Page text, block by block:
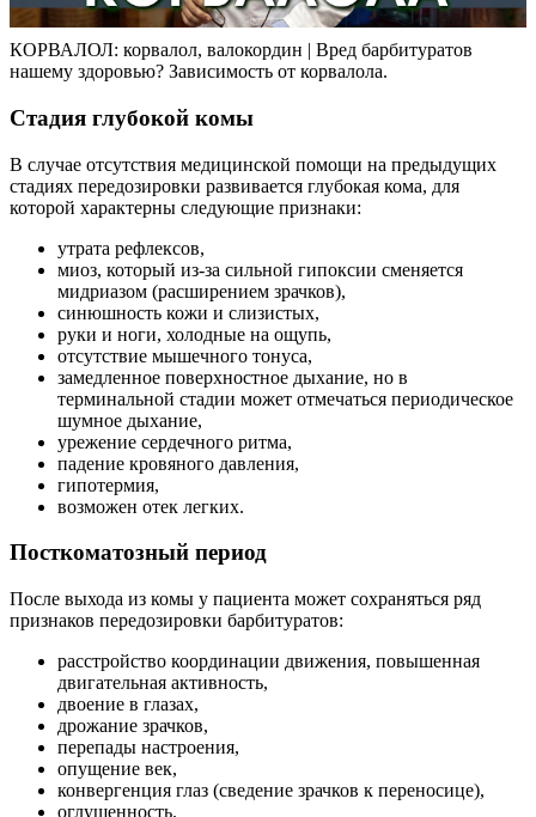
КОРВАЛОЛ: корвалол, валокордин | Вред барбитуратов
нашему здоровью? Зависимость от корвалола.
Стадия глубокой комы
В случае отсутствия медицинской помощи на предыдущих
стадиях передозировки развивается глубокая кома, для
которой характерны следующие признаки:
утрата рефлексов,
миоз, который из-за сильной гипоксии сменяется
мидриазом (расширением зрачков),
синюшность кожи и слизистых,
руки и ноги, холодные на ощупь,
отсутствие мышечного тонуса,
замедленное поверхностное дыхание, но в
терминальной стадии может отмечаться периодическое
шумное дыхание,
урежение сердечного ритма,
падение кровяного давления,
гипотермия,
возможен отек легких.
Посткоматозный период
После выхода из комы у пациента может сохраняться ряд
признаков передозировки барбитуратов:
расстройство координации движения, повышенная
двигательная активность,
двоение в глазах,
дрожание зрачков,
перепады настроения,
опущение век,
конвергенция глаз (сведение зрачков к переносице),
оглушенность.